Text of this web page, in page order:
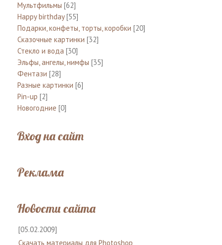
Мультфильмы [62]
Happy birthday [55]
Подарки, конфеты, торты, коробки [20]
Сказочные картинки [32]
Стекло и вода [30]
Эльфы, ангелы, нимфы [35]
Фентази [28]
Разные картинки [6]
Pin-up [2]
Новогодние [0]
Вход на сайт
Реклама
Новости сайта
[05.02.2009]
Скачать материалы для Photoshop